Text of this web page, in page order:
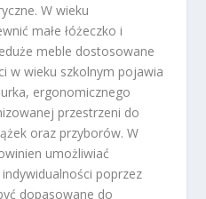
W wieku
małe łóżeczko i
meble dostosowane
w wieku szkolnym pojawia
ergonomicznego
przestrzeni do
oraz przyborów. W
umożliwiać
poprzez
dopasowane do